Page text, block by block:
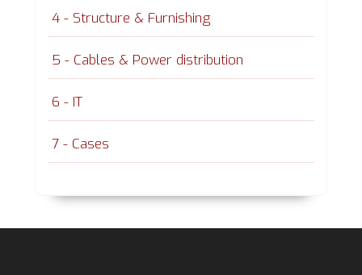
4 - Structure & Furnishing
5 - Cables & Power distribution
6 - IT
7 - Cases